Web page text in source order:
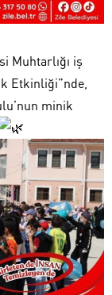
Muhtarlığı iş
Etkinliği”nde,
minik